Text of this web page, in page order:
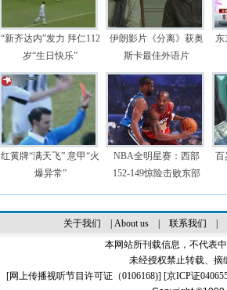
“新齐达内”发力 拜仁112
岁“生日快乐”
伊朗影片《分离》获奥
斯卡最佳外语片
东
红黄牌“满天飞” 意甲“火
爆异常”
NBA全明星赛：西部
152-149惊险击败东部
百
关于我们 About us| 联系我们
本网站所刊载信息，不代表
未经授权禁止转载、摘
[网上传播视听节目许可证（0106168)] [京ICP证